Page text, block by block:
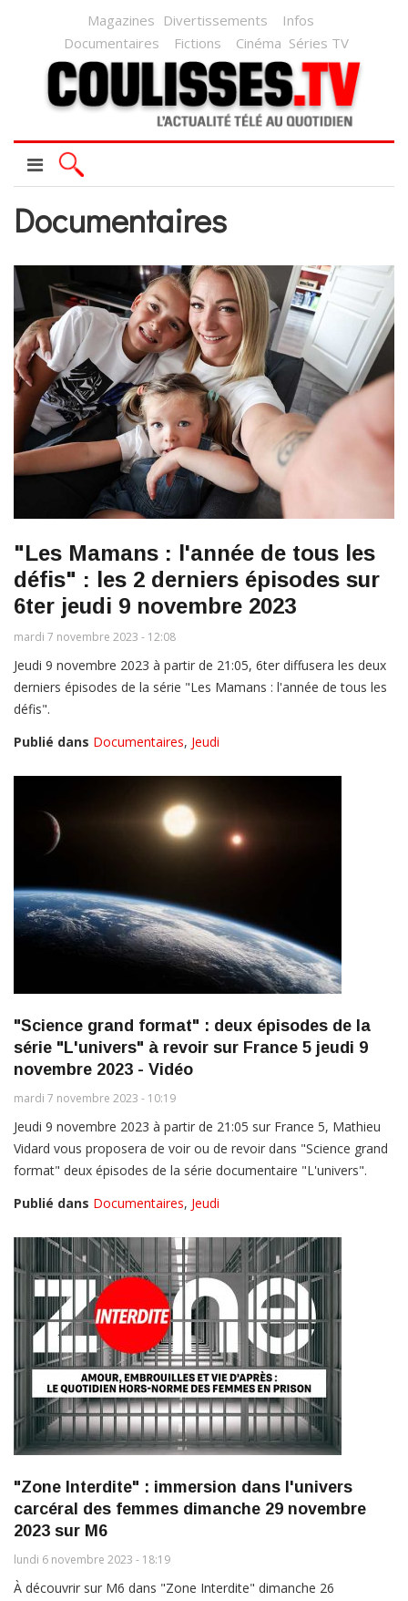
Magazines Divertissements
Infos
Documentaires
Fictions Cinéma Séries TV
Documentaires
"Les Mamans : l'année de tous les
défis" : les 2 derniers épisodes sur
6ter jeudi 9 novembre 2023
mardi 7 novembre 2023 - 12:08
Jeudi 9 novembre 2023 à partir de 21:05, 6ter diffusera les deux
derniers épisodes de la série "Les Mamans : l'année de tous les
défis".
Publié dans Documentaires, Jeudi
"Science grand format" : deux épisodes de la
série "L'univers" à revoir sur France 5 jeudi 9
novembre 2023 - Vidéo
mardi 7 novembre 2023 - 10:19
Jeudi 9 novembre 2023 à partir de 21:05 sur France 5, Mathieu
Vidard vous proposera de voir ou de revoir dans "Science grand
format" deux épisodes de la série documentaire "L'univers".
Publié dans Documentaires, Jeudi
"Zone Interdite" : immersion dans l'univers
carcéral des femmes dimanche 29 novembre
2023 sur M6
lundi 6 novembre 2023 - 18:19
À découvrir sur M6 dans "Zone Interdite" dimanche 26